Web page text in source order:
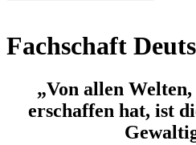
Fachschaft
„Von allen
erschaffen hat, ist